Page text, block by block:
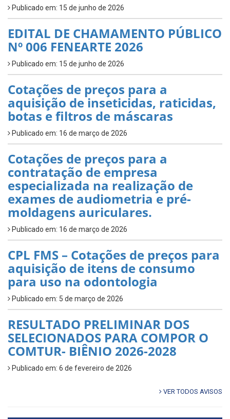
Publicado em: 15 de junho de 2026
EDITAL DE CHAMAMENTO PÚBLICO
Nº 006 FENEARTE 2026
Publicado em: 15 de junho de 2026
Cotações de preços para a
aquisição de inseticidas, raticidas,
botas e filtros de máscaras
Publicado em: 16 de março de 2026
Cotações de preços para a
contratação de empresa
especializada na realização de
exames de audiometria e pré-
moldagens auriculares.
Publicado em: 16 de março de 2026
CPL FMS – Cotações de preços para
aquisição de itens de consumo
para uso na odontologia
Publicado em: 5 de março de 2026
RESULTADO PRELIMINAR DOS
SELECIONADOS PARA COMPOR O
COMTUR- BIÊNIO 2026-2028
Publicado em: 6 de fevereiro de 2026
VER TODOS AVISOS